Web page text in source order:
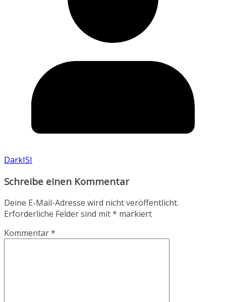
DarkISI
Schreibe einen Kommentar
Deine E-Mail-Adresse wird nicht veröffentlicht.
Erforderliche Felder sind mit* markiert
Kommentar*